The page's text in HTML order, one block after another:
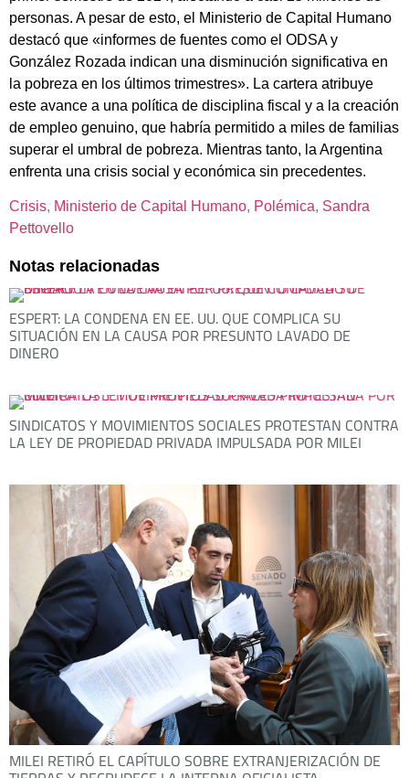
personas. A pesar de esto, el Ministerio de Capital Humano
destacó que «informes de fuentes como el ODSA y
González Rozada indican una disminución significativa en
la pobreza en los últimos trimestres». La cartera atribuye
este avance a una política de disciplina fiscal y a la creación
de empleo genuino, que habría permitido a miles de familias
superar el umbral de pobreza. Mientras tanto, la Argentina
enfrenta una crisis social y económica sin precedentes.
Crisis, Ministerio de Capital Humano, Polémica, Sandra
Pettovello
Notas relacionadas
ESPERT: LA CONDENA EN EE. UU. QUE COMPLICA SU
SITUACIÓN EN LA CAUSA POR PRESUNTO LAVADO DE
DINERO
SINDICATOS Y MOVIMIENTOS SOCIALES PROTESTAN CONTRA
LA LEY DE PROPIEDAD PRIVADA IMPULSADA POR MILEI
MILEI RETIRÓ EL CAPÍTULO SOBRE EXTRANJERIZACIÓN DE